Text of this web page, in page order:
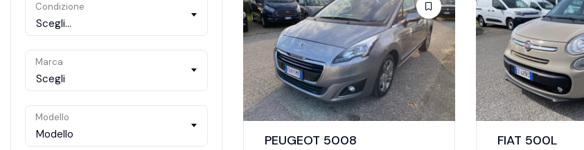
Condizione
Scegli...
Marca
Scegli
Modello
Modello PEUGEOT 5008 FIAT 500L